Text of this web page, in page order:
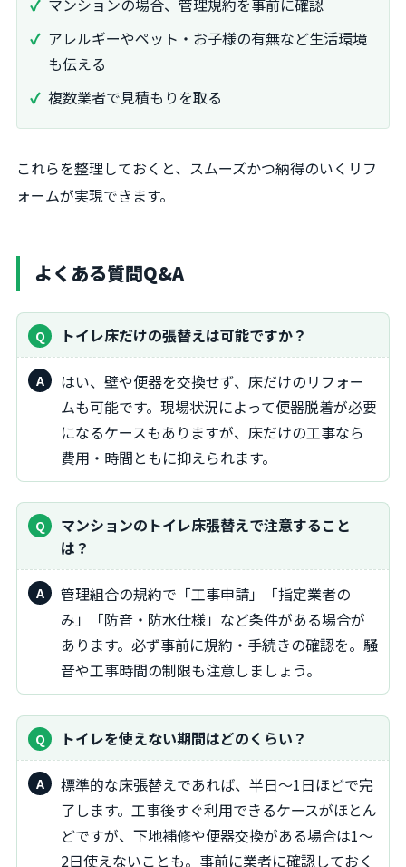
マンションの場合、管理規約を事前に確認
アレルギーやペット・お子様の有無など生活環境
も伝える
複数業者で見積もりを取る
これらを整理しておくと、スムーズかつ納得のいくリフ
ォームが実現できます。
よくある質問Q&A
トイレ床だけの張替えは可能ですか？
はい、壁や便器を交換せず、床だけのリフォー
ムも可能です。現場状況によって便器脱着が必要
になるケースもありますが、床だけの工事なら
費用・時間ともに抑えられます。
マンションのトイレ床張替えで注意すること
は？
管理組合の規約で「工事申請」「指定業者の
み」「防音・防水仕様」など条件がある場合が
あります。必ず事前に規約・手続きの確認を。騒
音や工事時間の制限も注意しましょう。
トイレを使えない期間はどのくらい？
標準的な床張替えであれば、半日〜1日ほどで完
了します。工事後すぐ利用できるケースがほとん
どですが、下地補修や便器交換がある場合は1〜
2日使えないことも。事前に業者に確認しておく